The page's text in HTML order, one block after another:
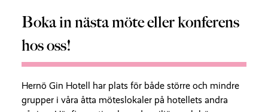
Boka in nästa möte eller konferens
hos oss!
Hernö Gin Hotell har plats för både större och mindre
grupper i våra åtta möteslokaler på hotellets andra